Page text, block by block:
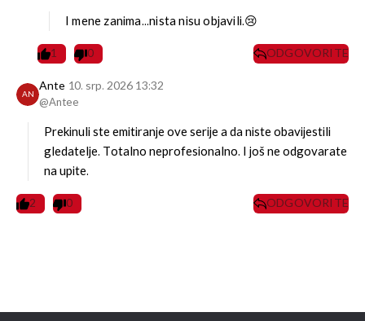
I mene zanima...nista nisu objavili.😢
1 0 ODGOVORITE
AN
Ante
@Antee
10. srp. 2026 13:32
Prekinuli ste emitiranje ove serije a da niste obavijestili
gledatelje. Totalno neprofesionalno. I još ne odgovarate
na upite.
2 0 ODGOVORITE